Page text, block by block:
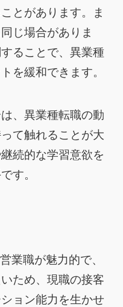
とがあります。ま
じ場合がありま
ることで、異業種
を緩和できます。
、異業種転職の動
て触れることが大
続的な学習意欲を
す。
業職が魅力的で、
ため、現職の接客
ョン能力を生かせ